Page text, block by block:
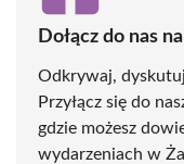
Dołącz do nas
Odkrywaj,
Przyłącz się do
gdzie możesz
wydarzeniach w